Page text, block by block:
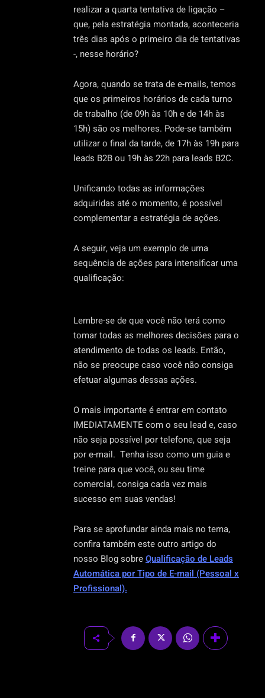
realizar a quarta tentativa de ligação –
que, pela estratégia montada, aconteceria
três dias após o primeiro dia de tentativas
-, nesse horário?
Agora, quando se trata de e-mails, temos
que os primeiros horários de cada turno
de trabalho (de 09h às 10h e de 14h às
15h) são os melhores. Pode-se também
utilizar o final da tarde, de 17h às 19h para
leads B2B ou 19h às 22h para leads B2C.
Unificando todas as informações
adquiridas até o momento, é possível
complementar a estratégia de ações.
A seguir, veja um exemplo de uma
sequência de ações para intensificar uma
qualificação:
Lembre-se de que você não terá como
tomar todas as melhores decisões para o
atendimento de todas os leads. Então,
não se preocupe caso você não consiga
efetuar algumas dessas ações.
O mais importante é entrar em contato
IMEDIATAMENTE com o seu lead e, caso
não seja possível por telefone, que seja
por e-mail. Tenha isso como um guia e
treine para que você, ou seu time
comercial, consiga cada vez mais
sucesso em suas vendas!
Para se aprofundar ainda mais no tema,
confira também este outro artigo do
nosso Blog sobreQualificação de Leads
Automática por Tipo de E-mail (Pessoal x
Profissional).